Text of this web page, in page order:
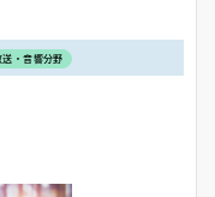
送・音響分野